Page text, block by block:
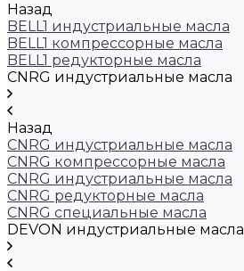
Назад
BELL1 индустриальные масла
BELL1 компрессорные масла
BELL1 редукторные масла
CNRG индустриальные масла
Назад
CNRG индустриальные масла
CNRG компрессорные масла
CNRG индустриальные масла
CNRG редукторные масла
CNRG специальные масла
DEVON индустриальные масла